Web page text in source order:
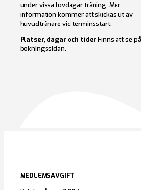
under vissa lovdagar träning. Mer
information kommer att skickas ut av
huvudtränare vid terminsstart.
Platser, dagar och tiderFinns att se på
bokningssidan.
MEDLEMSAVGIFT